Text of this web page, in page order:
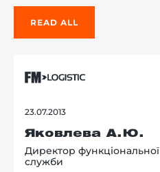
READ ALL
23.07.2013
Яковлева А.Ю.
Директор функціональної
служби